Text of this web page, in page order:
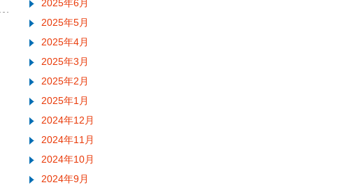
2025年6月
2025年5月
2025年4月
2025年3月
2025年2月
2025年1月
2024年12月
2024年11月
2024年10月
2024年9月